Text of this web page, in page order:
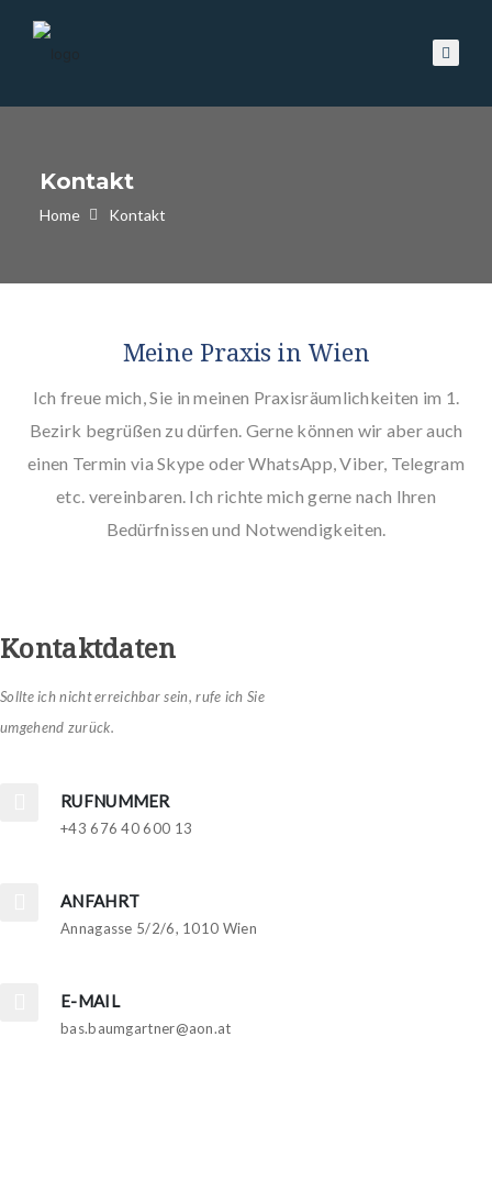
Kontakt
Home Kontakt
Meine Praxis in Wien
Ich freue mich, Sie in meinen Praxisräumlichkeiten im 1.
Bezirk begrüßen zu dürfen. Gerne können wir aber auch
einen Termin via Skype oder WhatsApp, Viber, Telegram
etc. vereinbaren. Ich richte mich gerne nach Ihren
Bedürfnissen und Notwendigkeiten.
Kontaktdaten
Sollte ich nicht erreichbar sein, rufe ich Sie
umgehend zurück.
RUFNUMMER
+43 676 40 600 13
ANFAHRT
Annagasse 5/2/6, 1010 Wien
E-MAIL
bas.baumgartner@aon.at